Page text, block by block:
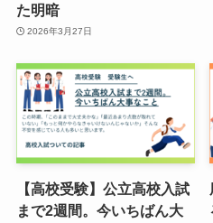
た明暗
2026年3月27日
【高校受験】公立高校入試
まで2週間。今いちばん大